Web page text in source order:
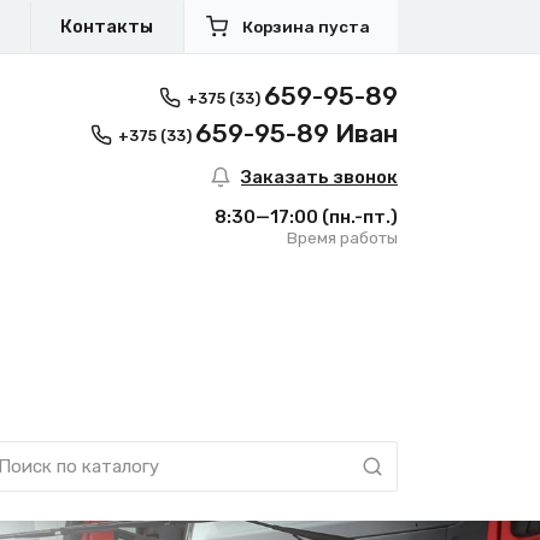
Контакты Корзина пуста
+375 (33) 659-95-89
+375 (33) 659-95-89 Иван
Заказать звонок
8:30—17:00 (пн.-пт.)
Время работы